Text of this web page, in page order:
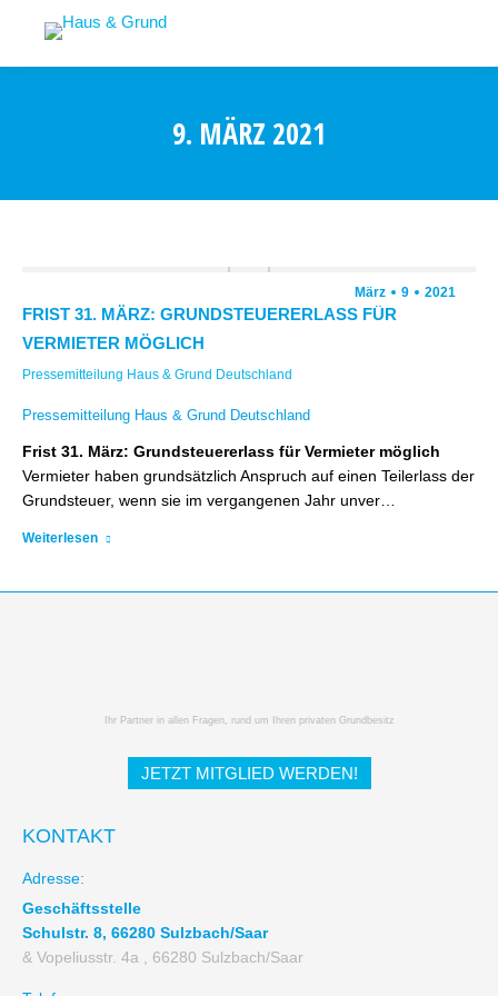
9. MÄRZ 2021
März 9 2021
FRIST 31. MÄRZ: GRUNDSTEUERERLASS FÜR
VERMIETER MÖGLICH
Pressemitteilung Haus & Grund Deutschland
Pressemitteilung Haus & Grund Deutschland
Frist 31. März: Grundsteuererlass für Vermieter möglich
Vermieter haben grundsätzlich Anspruch auf einen Teilerlass der
Grundsteuer, wenn sie im vergangenen Jahr unver…
Weiterlesen
Ihr Partner in allen Fragen, rund um Ihren privaten Grundbesitz
JETZT MITGLIED WERDEN!
KONTAKT
Adresse:
Geschäftsstelle
Schulstr. 8, 66280 Sulzbach/Saar
& Vopeliusstr. 4a , 66280 Sulzbach/Saar